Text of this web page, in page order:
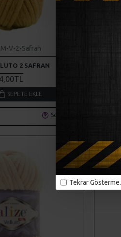
Tekrar Gösterme.
V-2-Safran
2 SAFRAN
SEPETE EKLE
Soru Sor